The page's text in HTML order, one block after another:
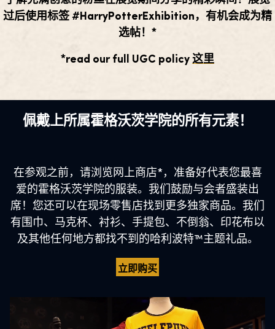
过后使用标签 #HarryPotterExhibition，有机会成为精
选帖！*
*read our full UGC policy 这里
佩戴上所属霍格沃茨学院的所有元素！
在参观之前，请浏览网上商店*，准备好代表您最喜
爱的霍格沃茨学院的服装。我们鼓励与会者盛装出
席！您还可以在现场零售店找到更多独家商品。我们
有围巾、马克杯、衬衫、手提包、不倒翁、印花布以
及其他任何地方都找不到的哈利波特™主题礼品。
立即购买